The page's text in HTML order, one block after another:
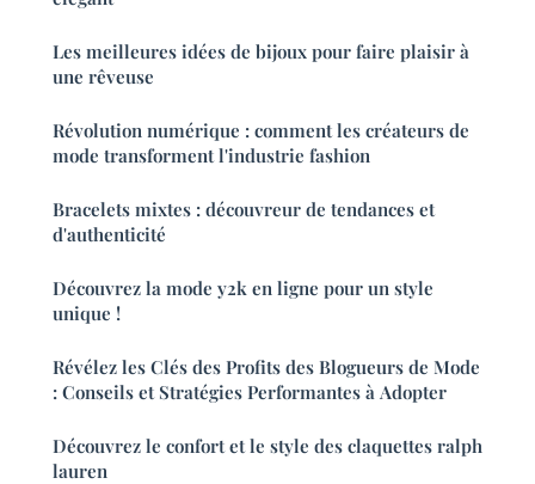
Les meilleures idées de bijoux pour faire plaisir à
une rêveuse
Révolution numérique : comment les créateurs de
mode transforment l'industrie fashion
Bracelets mixtes : découvreur de tendances et
d'authenticité
Découvrez la mode y2k en ligne pour un style
unique !
Révélez les Clés des Profits des Blogueurs de Mode
: Conseils et Stratégies Performantes à Adopter
Découvrez le confort et le style des claquettes ralph
lauren